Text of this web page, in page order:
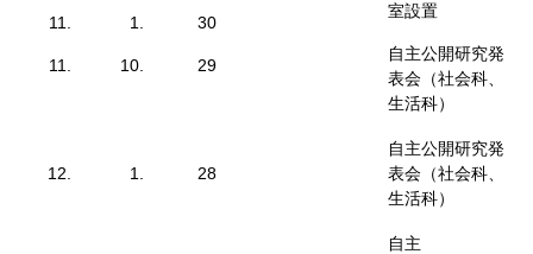
11.
11.
1.
10.
30
29
室設置
自主公開研究発
表会（社会科、
生活科）
12. 1. 28
自主公開研究発
表会（社会科、
生活科）
自主